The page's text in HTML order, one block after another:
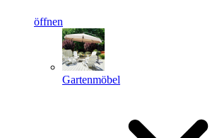
öffnen
Gartenmöbel